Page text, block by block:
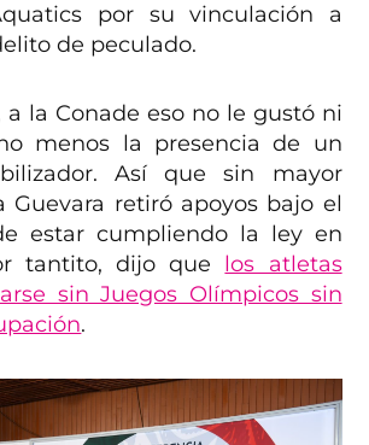
por su vinculación a
de peculado.
a la Conade eso no le gustó ni
menos la presencia de un
Así que sin mayor
Guevara retiró apoyos bajo el
estar cumpliendo la ley en
tantito, dijo que los atletas
sin Juegos Olímpicos sin
.